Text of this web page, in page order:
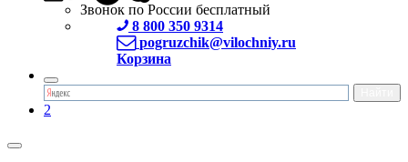
Звонок по России бесплатный
8 800 350 9314
pogruzchik@vilochniy.ru
Корзина
2